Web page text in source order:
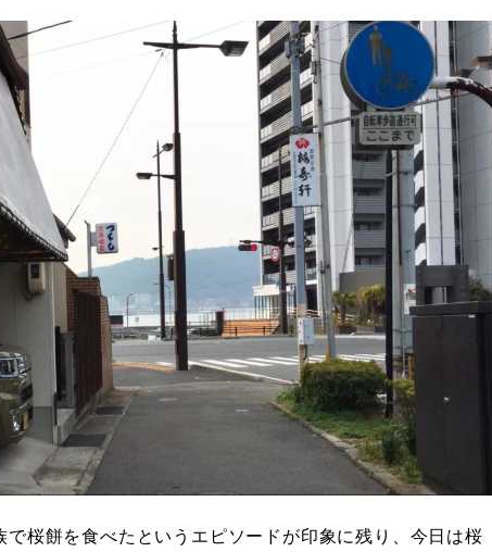
桜餅を食べたというエピソードが印象に残り、今日は桜